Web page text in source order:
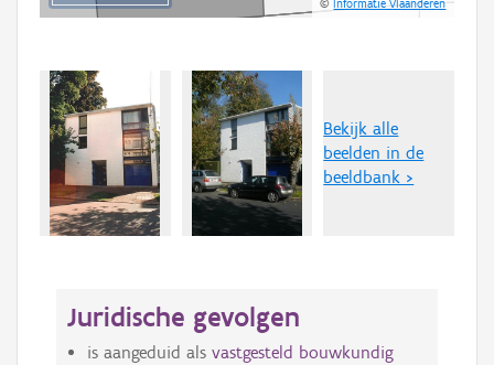
©Informatie Vlaanderen
Bekijk alle
beelden in de
beeldbank >
Juridische gevolgen
is aangeduid als vastgesteld bouwkundig